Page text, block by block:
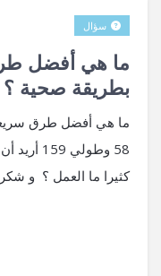
ما هي أفضل
بطريقة صحية ؟
سؤال
ما هي أفضل طرق
كثيرا ما العمل ؟ و